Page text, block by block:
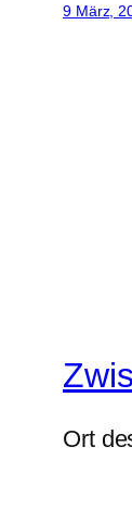
9 März,
Ort